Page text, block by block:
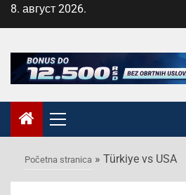
Skip8. август 2026.
Primary
Menu
Početna stranica » Türkiye vs USA